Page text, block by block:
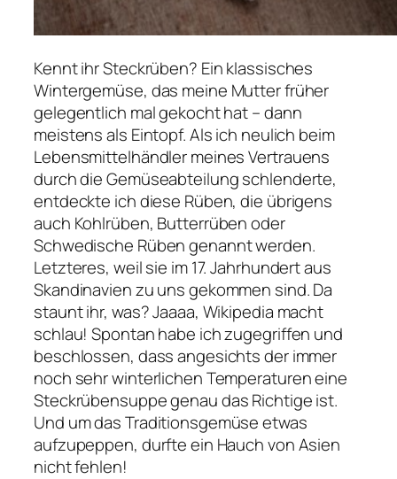
Kennt ihr Steckrüben? Ein klassisches
Wintergemüse, das meine Mutter früher
gelegentlich mal gekocht hat – dann
meistens als Eintopf. Als ich neulich beim
Lebensmittelhändler meines Vertrauens
durch die Gemüseabteilung schlenderte,
entdeckte ich diese Rüben, die übrigens
auch Kohlrüben, Butterrüben oder
Schwedische Rüben genannt werden.
Letzteres, weil sie im 17. Jahrhundert aus
Skandinavien zu uns gekommen sind. Da
staunt ihr, was? Jaaaa, Wikipedia macht
schlau! Spontan habe ich zugegriffen und
beschlossen, dass angesichts der immer
noch sehr winterlichen Temperaturen eine
Steckrübensuppe genau das Richtige ist.
Und um das Traditionsgemüse etwas
aufzupeppen, durfte ein Hauch von Asien
nicht fehlen!